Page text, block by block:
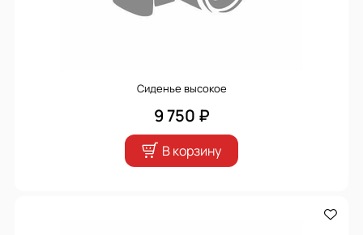
Сиденье высокое
9 750 ₽
В корзину